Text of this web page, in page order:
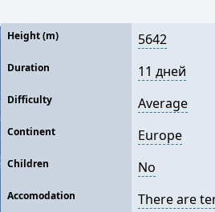
Height (m) 5642
Duration 11 дней
Difficulty Average
Continent Europe
Children No
Accomodation There are